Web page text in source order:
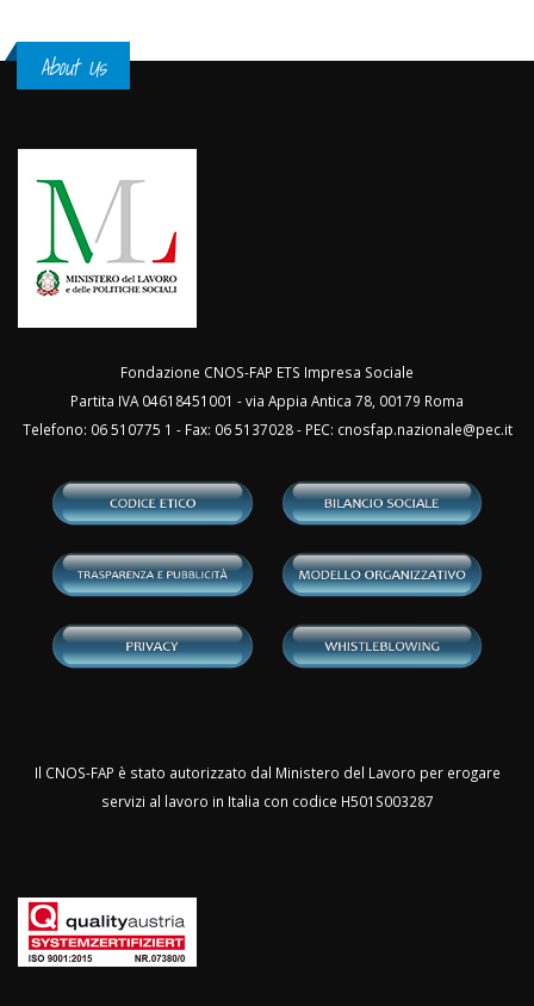
About Us
Fondazione CNOS-FAP ETS Impresa Sociale
Partita IVA 04618451001 - via Appia Antica 78, 00179 Roma
Telefono: 06 510775 1 - Fax: 06 5137028 - PEC: cnosfap.nazionale@pec.it
Il CNOS-FAP è stato autorizzato dal Ministero del Lavoro per erogare
servizi al lavoro in Italia con codice H501S003287